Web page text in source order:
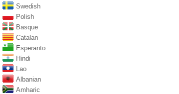
Swedish
Polish
Basque
Catalan
Esperanto
Hindi
Lao
Albanian
Amharic